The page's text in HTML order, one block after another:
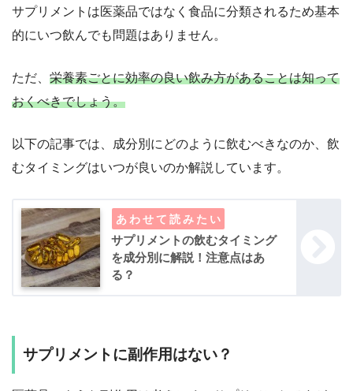
サプリメントは医薬品ではなく食品に分類されるため基本
的にいつ飲んでも問題はありません。
ただ、 栄養素ごとに効率の良い飲み方があることは知って
おくべきでしょう。
以下の記事では、成分別にどのように飲むべきなのか、飲
むタイミングはいつが良いのか解説しています。
サプリメントの飲むタイミング
を成分別に解説！注意点はあ
る？
サプリメントに副作用はない？